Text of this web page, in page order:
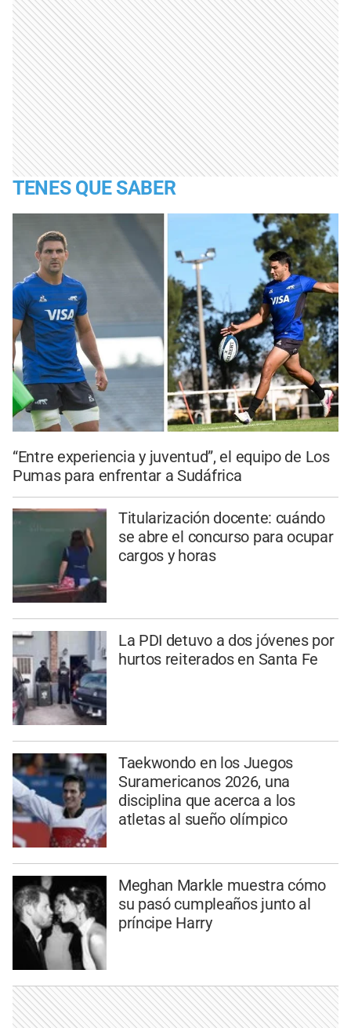
TENES QUE SABER
“Entre experiencia y juventud”, el equipo de Los
Pumas para enfrentar a Sudáfrica
Titularización docente: cuándo
se abre el concurso para ocupar
cargos y horas
La PDI detuvo a dos jóvenes por
hurtos reiterados en Santa Fe
Taekwondo en los Juegos
Suramericanos 2026, una
disciplina que acerca a los
atletas al sueño olímpico
Meghan Markle muestra cómo
su pasó cumpleaños junto al
príncipe Harry